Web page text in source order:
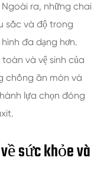
ra, những chai
sắc và độ trong
đa dạng hơn.
và vệ sinh của
chống ăn mòn và
lựa chọn đóng
sức khỏe và